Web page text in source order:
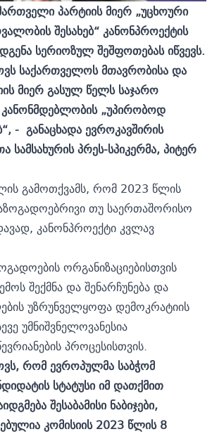
პარტიის მიერ „უცხოური
შესახებ“ კანონპროექტის
სერიოზულ შეშფოთებას იწვევს.
საქართველოს მთავრობისა და
მიერ გასულ წელს საჯარო
კანონმდებლობის „უპირობოდ
- განაცხადაევროკავშირის
სამსახურის პრეს-სპიკერმა,პიტერ
გამოთქვამს, რომ 2023 წლის
თუ საერთაშორისო
კანონპროექტი კვლავ
ორგანიზაციებისთვის
შექმნა და შენარჩუნება და
უზრუნველყოფა დემოკრატიის
უმნიშვნელოვანესია
პროცესისთვის.
რომ ევროპულმა საბჭომ
სტატუსი იმ დათქმით
შესაბამისი ნაბიჯები,
კომისიის2023 წლის 8